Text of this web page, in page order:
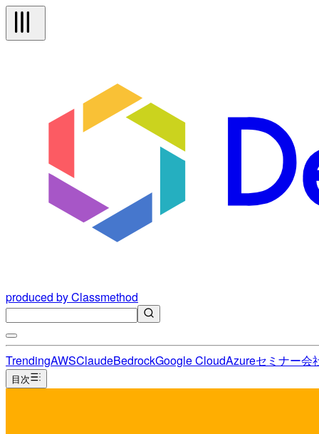
produced by Classmethod
TrendingAWSClaudeBedrockGoogle CloudAzureセミナー会
目次